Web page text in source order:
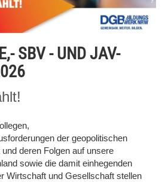
SBV - UND JAV-
der geopolitischen
deren Folgen auf unsere
sowie die damit einhegenden
Wirtschaft und Gesellschaft stellen